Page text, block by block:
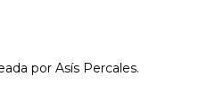
por Asís Percales.